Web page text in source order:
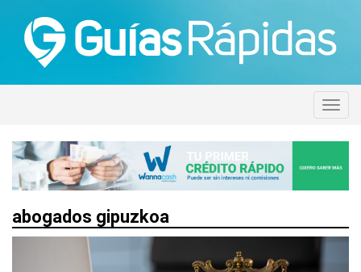
abogados gipuzkoa